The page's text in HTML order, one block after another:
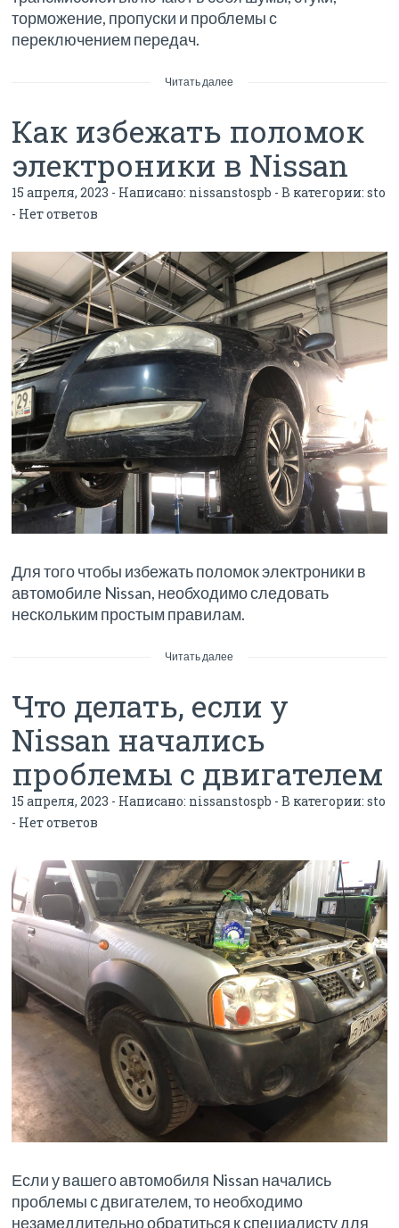
торможение, пропуски и проблемы с
переключением передач.
Читать далее
Как избежать поломок
электроники в Nissan
15 апреля, 2023 - Написано: nissanstospb - В категории:sto
- Нет ответов
Для того чтобы избежать поломок электроники в
автомобиле Nissan, необходимо следовать
нескольким простым правилам.
Читать далее
Что делать, если у
Nissan начались
проблемы с двигателем
15 апреля, 2023 - Написано: nissanstospb - В категории:sto
- Нет ответов
Если у вашего автомобиля Nissan начались
проблемы с двигателем, то необходимо
незамедлительно обратиться к специалисту для